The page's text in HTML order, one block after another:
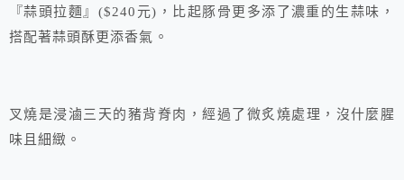
『蒜頭拉麵』($240元)，比起豚骨更多添了濃重的生蒜味，
搭配著蒜頭酥更添香氣。
叉燒是浸滷三天的豬背脊肉，經過了微炙燒處理，沒什麼腥
味且細緻。